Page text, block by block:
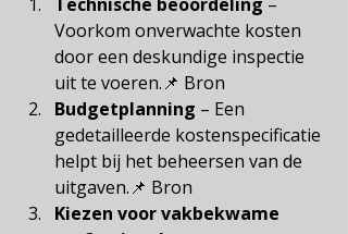
Voorkom onverwachte kosten
door een deskundige inspectie
uit te voeren.📌 Bron
Budgetplanning – Een
gedetailleerde kostenspecificatie
helpt bij het beheersen van de
uitgaven.📌 Bron
Kiezen voor vakbekwame